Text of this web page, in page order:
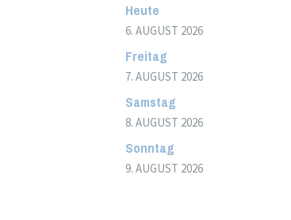
Heute
6. AUGUST 2026
Freitag
7. AUGUST 2026
Samstag
8. AUGUST 2026
Sonntag
9. AUGUST 2026